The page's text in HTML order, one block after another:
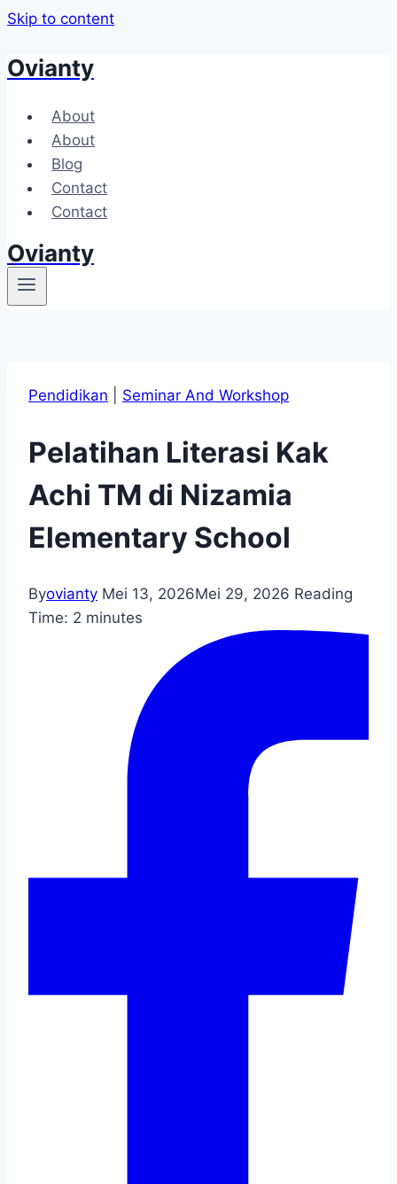
Skip to content
Ovianty
About
About
Blog
Contact
Contact
Ovianty
Pendidikan Seminar And Workshop
Pelatihan Literasi Kak
Achi TM di Nizamia
Elementary School
Byovianty Mei 13, 2026Mei 29, 2026 Reading
Time: 2 minutes